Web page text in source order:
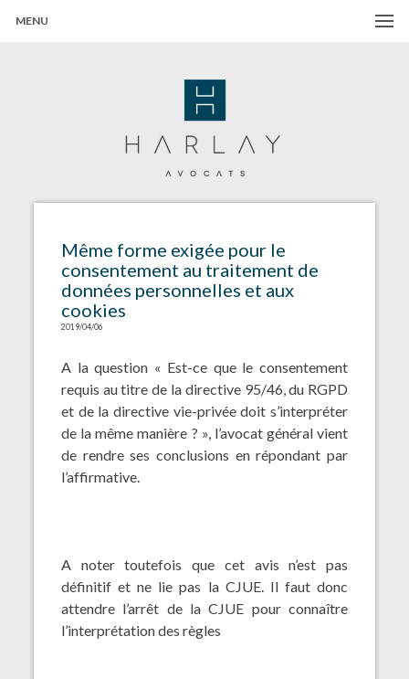
MENU
Même forme exigée pour le
consentement au traitement de
données personnelles et aux
cookies
2019/04/06
A la question « Est-ce que le consentement
requis au titre de la directive 95/46, du RGPD
et de la directive vie-privée doit s’interpréter
de la même manière ? », l’avocat général vient
de rendre ses conclusions en répondant par
l’affirmative.
A noter toutefois que cet avis n’est pas
définitif et ne lie pas la CJUE. Il faut donc
attendre l’arrêt de la CJUE pour connaître
l’interprétation des règles